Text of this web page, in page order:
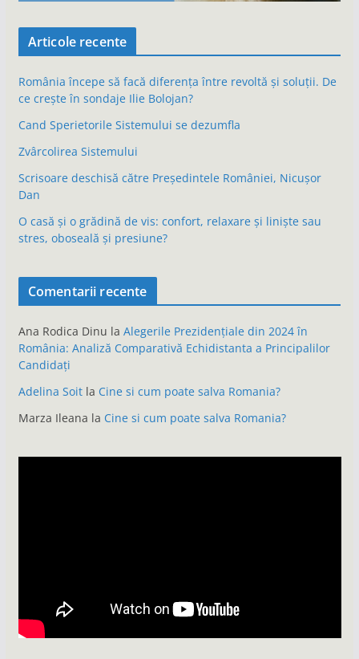
Articole recente
România începe să facă diferența între revoltă și soluții. De
ce crește în sondaje Ilie Bolojan?
Cand Sperietorile Sistemului se dezumfla
Zvârcolirea Sistemului
Scrisoare deschisă către Președintele României, Nicușor
Dan
O casă și o grădină de vis: confort, relaxare și liniște sau
stres, oboseală și presiune?
Comentarii recente
Ana Rodica Dinu la Alegerile Prezidențiale din 2024 în
România: Analiză Comparativă Echidistanta a Principalilor
Candidați
Adelina Soitla Cine si cum poate salva Romania?
Marza Ileana la Cine si cum poate salva Romania?